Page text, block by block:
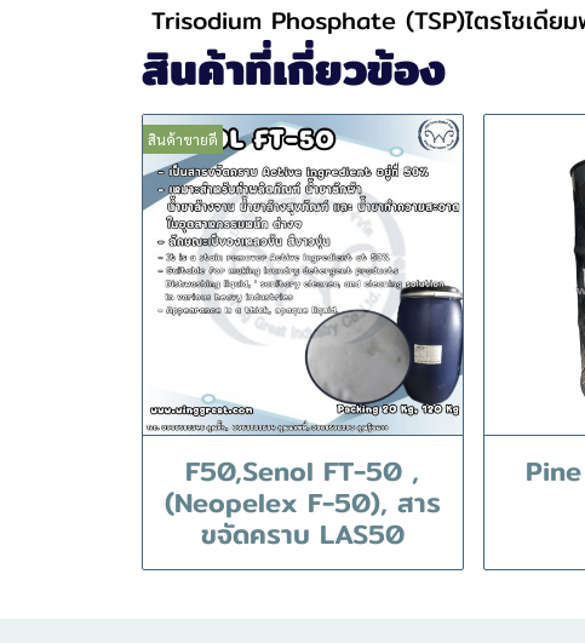
Trisodium Phosphate (TSP)ไตรโซเดีย
สินค้าที่เกี่ยวข้อง
สินค้าขายดี
F50,Senol FT-50 ,
(Neopelex F-50), สาร
ขจัดคราบ LAS50